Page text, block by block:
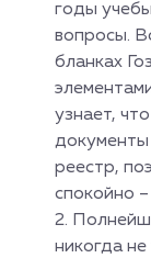
годы
вопросы.
бланках
узнает,
документы
реестр,
спокойно
никогда